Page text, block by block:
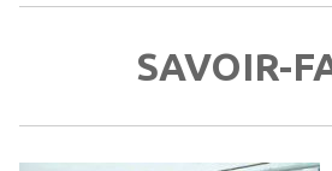
SAVOIR-